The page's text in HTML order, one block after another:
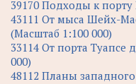
39170 Подходы к
43111 От мыса Шейх-
(Масштаб 1:100 000)
33114 От порта Туапсе
000)
48112 Планы